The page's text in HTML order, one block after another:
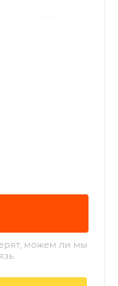
можем ли мы